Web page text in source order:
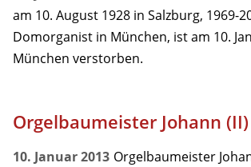
am 10. August 1928 in Salzburg, 1969-
Domorganist in München, ist am 10.
München verstorben.
Orgelbaumeister Johann
10. Januar 2013 Orgelbaumeister